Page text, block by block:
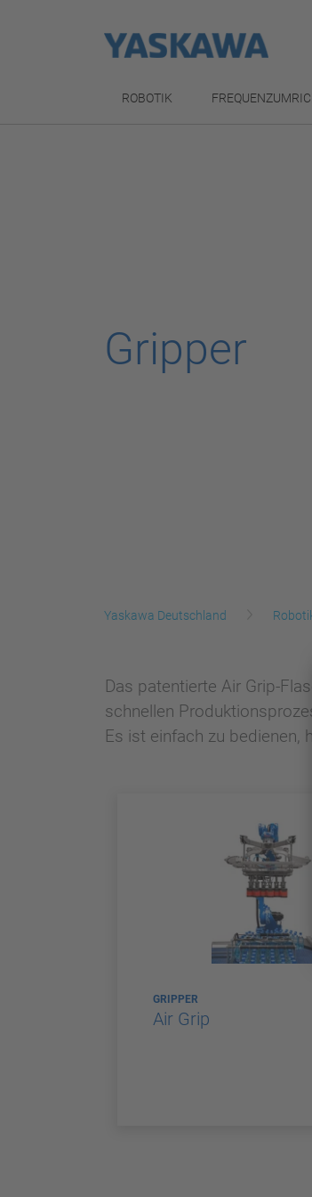
ROBOTIK
Gripper
Yaskawa Deutschland
Das patentierte Air Grip-
schnellen
Es ist einfach zu bedienen,
GRIPPER
Air Grip